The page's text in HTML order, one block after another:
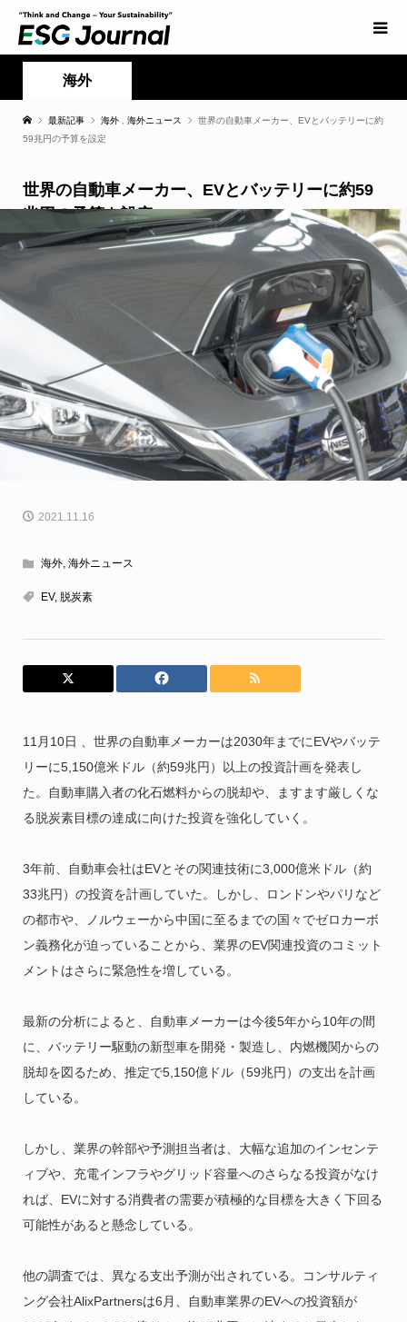
海外
最新記事 海外 海外ニュース
世界の自動車メーカー、EVとバッテリーに約
59兆円の予算を設定
世界の自動車メーカー、EVとバッテリーに約59
兆円の予算を設定
2021.11.16
海外, 海外ニュース
EV, 脱炭素
11月10日 、世界の自動車メーカーは2030年までにEVやバッテ
リーに5,150億米ドル（約59兆円）以上の投資計画を発表し
た。自動車購入者の化石燃料からの脱却や、ますます厳しくな
る脱炭素目標の達成に向けた投資を強化していく。
3年前、自動車会社はEVとその関連技術に3,000億米ドル（約
33兆円）の投資を計画していた。しかし、ロンドンやパリなど
の都市や、ノルウェーから中国に至るまでの国々でゼロカーボ
ン義務化が迫っていることから、業界のEV関連投資のコミット
メントはさらに緊急性を増している。
最新の分析によると、自動車メーカーは今後5年から10年の間
に、バッテリー駆動の新型車を開発・製造し、内燃機関からの
脱却を図るため、推定で5,150億ドル（59兆円）の支出を計画
している。
しかし、業界の幹部や予測担当者は、大幅な追加のインセンテ
ィブや、充電インフラやグリッド容量へのさらなる投資がなけ
れば、EVに対する消費者の需要が積極的な目標を大きく下回る
可能性があると懸念している。
他の調査では、異なる支出予測が出されている。コンサルティ
ング会社AlixPartnersは6月、自動車業界のEVへの投資額が